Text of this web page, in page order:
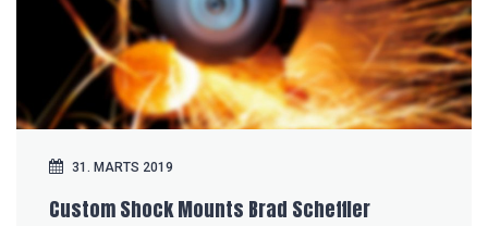
31. MARTS 2019
Custom Shock Mounts Brad Scheffler